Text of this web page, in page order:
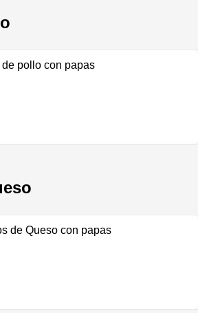
de pollo con papas
de Queso con papas